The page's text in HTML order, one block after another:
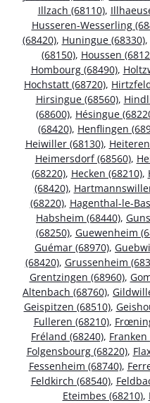
Illzach (68110),
Husseren-Wesserling
(68420), Huningue (68330),
(68150), Houssen
Hombourg (68490),
Hochstatt (68720),
Hirsingue (68560),
(68600), Hésingue
(68420), Henflingen
Heiwiller (68130),
Heimersdorf (68560),
(68220), Hecken (68210),
(68420),
(68220), Hagenthal-le-
Habsheim (68440),
(68250), Guewenheim
Guémar (68970),
(68420), Grussenheim
Grentzingen (68960),
Altenbach (68760),
Geispitzen (68510),
Fulleren (68210),
Fréland (68240), Franken
Folgensbourg (68220),
Fessenheim (68740),
Feldkirch (68540),
Eteimbes (68210),